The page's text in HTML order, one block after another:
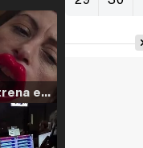
Filmin estrena el tráiler de 'Millennial Mal', su nueva comedia universitaria de la mano de Lorena Iglesias